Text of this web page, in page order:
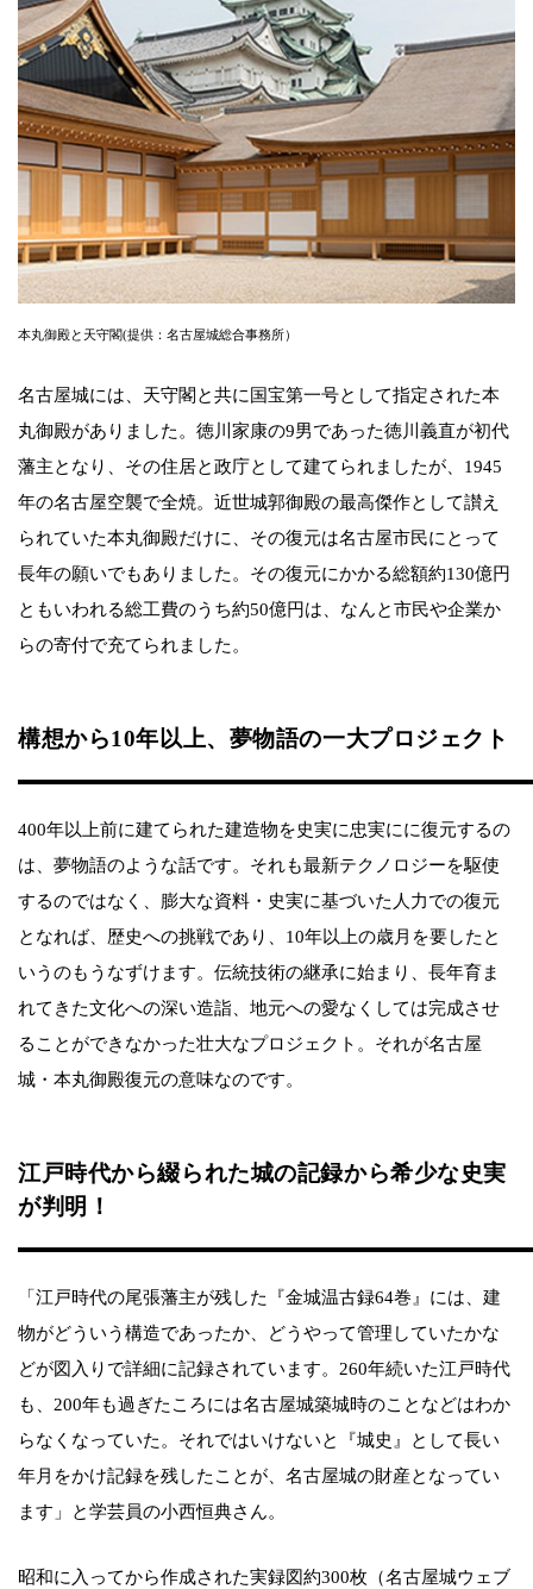
本丸御殿と天守閣(提供：名古屋城総合事務所）
名古屋城には、天守閣と共に国宝第一号として指定された本
丸御殿がありました。徳川家康の9男であった徳川義直が初代
藩主となり、その住居と政庁として建てられましたが、1945
年の名古屋空襲で全焼。近世城郭御殿の最高傑作として讃え
られていた本丸御殿だけに、その復元は名古屋市民にとって
長年の願いでもありました。その復元にかかる総額約130億円
ともいわれる総工費のうち約50億円は、なんと市民や企業か
らの寄付で充てられました。
構想から10年以上、夢物語の一大プロジェクト
400年以上前に建てられた建造物を史実に忠実にに復元するの
は、夢物語のような話です。それも最新テクノロジーを駆使
するのではなく、膨大な資料・史実に基づいた人力での復元
となれば、歴史への挑戦であり、10年以上の歳月を要したと
いうのもうなずけます。伝統技術の継承に始まり、長年育ま
れてきた文化への深い造詣、地元への愛なくしては完成させ
ることができなかった壮大なプロジェクト。それが名古屋
城・本丸御殿復元の意味なのです。
江戸時代から綴られた城の記録から希少な史実
が判明！
「江戸時代の尾張藩主が残した『金城温古録64巻』には、建
物がどういう構造であったか、どうやって管理していたかな
どが図入りで詳細に記録されています。260年続いた江戸時代
も、200年も過ぎたころには名古屋城築城時のことなどはわか
らなくなっていた。それではいけないと『城史』として長い
年月をかけ記録を残したことが、名古屋城の財産となってい
ます」と学芸員の小西恒典さん。
昭和に入ってから作成された実録図約300枚（名古屋城ウェブ